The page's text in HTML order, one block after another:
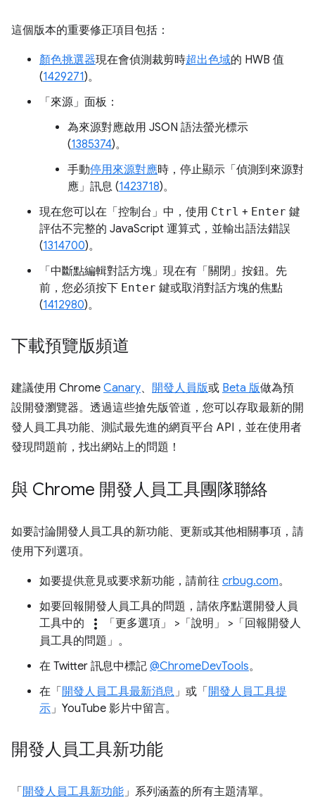
這個版本的重要修正項目包括：
顏色挑選器現在會偵測裁剪時超出色域的 HWB 值
(1429271)。
「來源」 面板：
為來源對應啟用 JSON 語法螢光標示
(1385374)。
手動停用來源對應時，停止顯示「偵測到來源對
應」訊息 (1423718)。
現在您可以在「控制台」 中，使用 Ctrl + Enter 鍵
評估不完整的 JavaScript 運算式，並輸出語法錯誤
(1314700)。
「中斷點編輯對話方塊」 現在有「關閉」按鈕。先
前，您必須按下 Enter 鍵或取消對話方塊的焦點
(1412980)。
下載預覽版頻道
建議使用 Chrome Canary、 開發人員版或 Beta 版做為預
設開發瀏覽器。透過這些搶先版管道，您可以存取最新的開
發人員工具功能、測試最先進的網頁平台 API，並在使用者
發現問題前，找出網站上的問題！
與 Chrome 開發人員工具團隊聯絡
如要討論開發人員工具的新功能、更新或其他相關事項，請
使用下列選項。
如要提供意見或要求新功能，請前往 crbug.com。
如要回報開發人員工具的問題，請依序點選開發人員
工具中的
more_vert 「更多選項」 >「說明」
>「回報開發人
員工具的問題」 。
在 Twitter 訊息中標記 @ChromeDevTools。
在「 開發人員工具最新消息」或「 開發人員工具提
示」YouTube 影片中留言。
開發人員工具新功能
「 開發人員工具新功能」系列涵蓋的所有主題清單。